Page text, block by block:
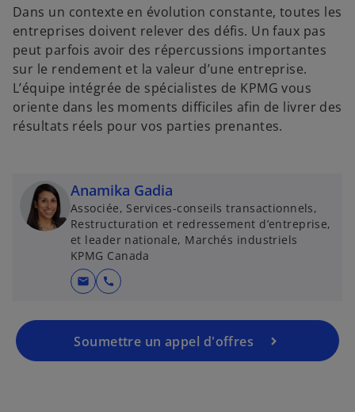
g
l
e
t
g
l
e
t
g
l
e
t
Dans un contexte en évolution constante, toutes les
entreprises doivent relever des défis. Un faux pas
peut parfois avoir des répercussions importantes
sur le rendement et la valeur d’une entreprise.
L’équipe intégrée de spécialistes de KPMG vous
oriente dans les moments difficiles afin de livrer des
résultats réels pour vos parties prenantes.
Anamika Gadia
Associée, Services-conseils transactionnels,
Restructuration et redressement d’entreprise,
et leader nationale, Marchés industriels
KPMG Canada
mail call
Soumettre un appel d'offres